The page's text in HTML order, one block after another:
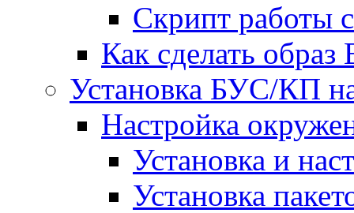
Скрипт работы
Как сделать
Установка БУС/КП
Настройка
Установка и
Установка